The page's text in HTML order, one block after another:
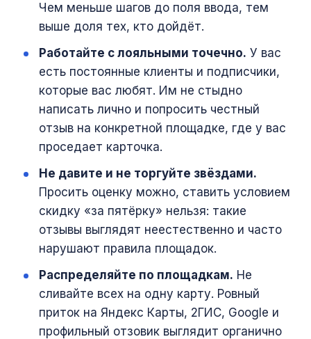
Чем меньше шагов до поля ввода, тем
выше доля тех, кто дойдёт.
Работайте с лояльными точечно. У вас
есть постоянные клиенты и подписчики,
которые вас любят. Им не стыдно
написать лично и попросить честный
отзыв на конкретной площадке, где у вас
проседает карточка.
Не давите и не торгуйте звёздами.
Просить оценку можно, ставить условием
скидку «за пятёрку» нельзя: такие
отзывы выглядят неестественно и часто
нарушают правила площадок.
Распределяйте по площадкам. Не
сливайте всех на одну карту. Ровный
приток на Яндекс Карты, 2ГИС, Google и
профильный отзовик выглядит органично